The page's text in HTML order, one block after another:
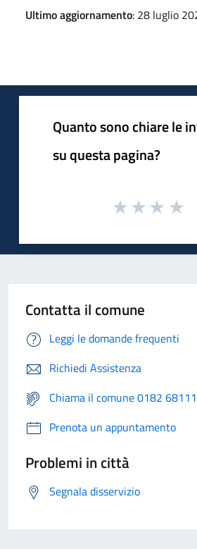
Ultimo aggiornamento: 28 luglio
Quanto sono chiare le
su questa pagina?
Contatta il comune
Leggi le domande frequenti
Richiedi Assistenza
Chiama il comune 0182 68111
Prenota un appuntamento
Problemi in città
Segnala disservizio